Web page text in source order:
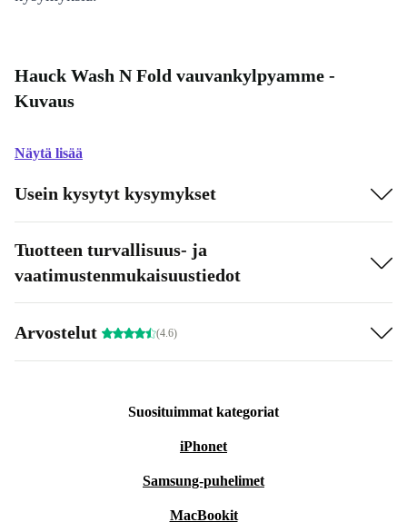
Hauck Wash N Fold vauvankylpyamme -
Kuvaus
Näytä lisää
Usein kysytyt kysymykset
Tuotteen turvallisuus- ja
vaatimustenmukaisuustiedot
Arvostelut (4.6)
Suosituimmat kategoriat
iPhonet
Samsung-puhelimet
MacBookit